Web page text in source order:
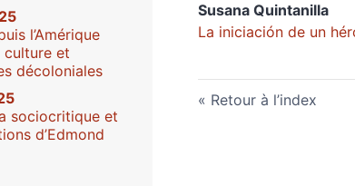
l’Amérique
culture et
décoloniales
sociocritique et
d’Edmond
Susana Quintanilla
La iniciación de un
Retour à l’index